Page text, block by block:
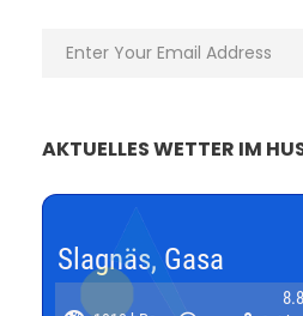
AKTUELLES WETTER IM